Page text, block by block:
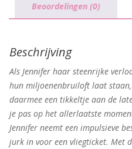
Beoordelingen (0)
Beschrijving
Als Jennifer haar steenrijke
hun miljoenenbruiloft laat
daarmee een tikkeltje aan de
je pas op het allerlaatste
Jennifer neemt een impulsieve
jurk in voor een vliegticket. Met